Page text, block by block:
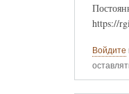
https://
Войдите